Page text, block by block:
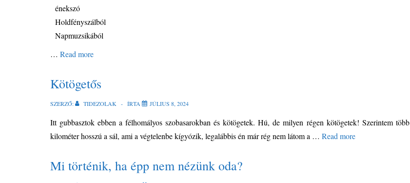
énekszó
Holdfényszálból
Napmuzsikából
… Read more
Kötögetős
SZERZŐ: TIDEZOLAK ÍRTA JÚLIUS 8, 2024
Itt gubbasztok ebben a félhomályos szobasarokban és kötögetek. Hú, de milyen régen kötögetek! Szerintem több
kilométer hosszú a sál, ami a végtelenbe kígyózik, legalábbis én már rég nem látom a … Read more
Mi történik, ha épp nem nézünk oda?